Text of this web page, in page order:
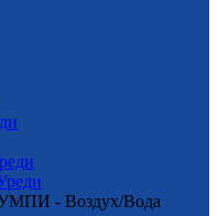
- Воздух/Вода